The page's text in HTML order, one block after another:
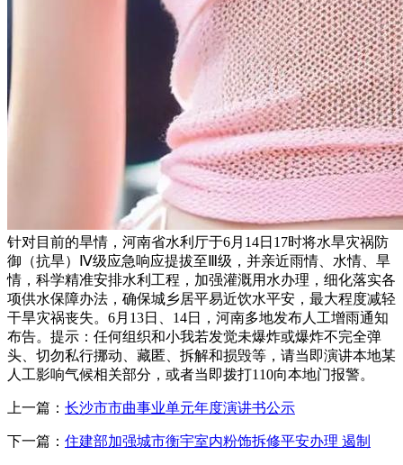
针对目前的旱情，河南省水利厅于6月14日17时将水旱灾祸防
御（抗旱）Ⅳ级应急响应提拔至Ⅲ级，并亲近雨情、水情、旱
情，科学精准安排水利工程，加强灌溉用水办理，细化落实各
项供水保障办法，确保城乡居平易近饮水平安，最大程度减轻
干旱灾祸丧失。6月13日、14日，河南多地发布人工增雨通知
布告。提示：任何组织和小我若发觉未爆炸或爆炸不完全弹
头、切勿私行挪动、藏匿、拆解和损毁等，请当即演讲本地某
人工影响气候相关部分，或者当即拨打110向本地门报警。
上一篇： 长沙市市曲事业单元年度演讲书公示
下一篇： 住建部加强城市衡宇室内粉饰拆修平安办理 遏制